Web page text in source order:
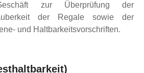
zur Überprüfung der
der Regale sowie der
und Haltbarkeitsvorschriften.